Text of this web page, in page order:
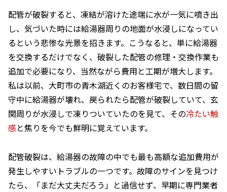
配管が破裂すると、凍結が溶けた途端に水が一気に噴き出
し、気づいた時には給湯器周りの地面が水浸しになってい
るという悲惨な光景を招きます。こうなると、単に給湯器
を交換するだけでなく、破裂した配管の修理・交換作業も
追加で必要になり、当然ながら費用と工期が増大します。
私は以前、大町市の青木湖近くのお客様宅で、数日間の留
守中に給湯器が壊れ、戻られたら配管が破裂していて、玄
関周りが水浸しで凍りついていたのを見て、その冷たい触
感と焦りを今でも鮮明に覚えています。
配管破裂は、給湯器の故障の中でも最も高額な追加費用が
発生しやすいトラブルの一つです。故障のサインを見つけ
たら、「まだ大丈夫だろう」と過信せず、早期に専門業者